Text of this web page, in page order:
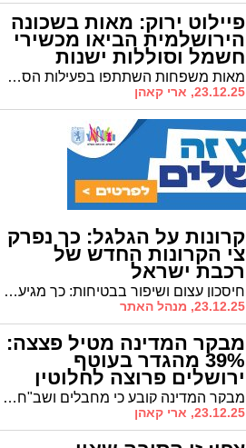
פיילוט ירוק: מאות בשכונה
הירושלמית הביאו מכשירי
חשמל וסוללות ישנות
מאות משפחות השתתפו בפעילות הסברה חווייתית • סגן ראש העיר אריה קינג: "נרחיב את המיזם לשכונות נוספות"
23.12.25, ארי קאהן
קרונות על הגלגל: כך נפרק
צי הקרונות החדש של
רכבת ישראל
חיסכון עצום ושיפור בבטיחות: כך מגיע צי הרכבות החשמלי של סימנס לישראל
23.12.25, מנהל האתר
מבקר המדינה מטיל פצצה:
39% מהגדר בעוטף
ירושלים פרוצה לחלוטין
מבקר המדינה קובע כי מחבלים ושב"חים יכולים להיכנס לישראל ללא כל בקרה • רק 61% מתוואי הגדר באזור ירושלים מגודר או בנוי • צפו באינפוגרפיקה של 'ירושלים החרדית'
23.12.25, ארי קאהן